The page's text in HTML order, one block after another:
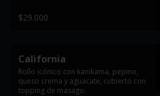
$29.000
California
Rollo icónico con kanikama, pepino,
queso crema y aguacate, cubierto con
topping de masago.